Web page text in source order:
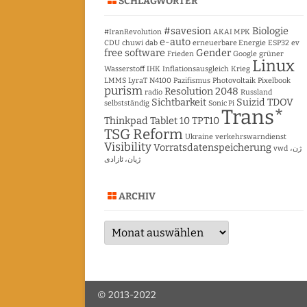
#IranRevolution #savesion AKAI MPK Biologie
CDU chuwi dab e-auto erneuerbare Energie ESP32 ev
free software Frieden Gender Google grüner
Wasserstoff IHK Inflationsausgleich Krieg Linux
LMMS LyraT N4100 Pazifismus Photovoltaik Pixelbook
purism radio Resolution 2048 Russland
selbstständig Sichtbarkeit Sonic Pi Suizid TDOV
Thinkpad Tablet 10TPT10Trans*
TSG Reform Ukraine verkehrswarndienst
VisibilityVorratsdatenspeicherung vwd ژن،
ژیان، ئازادی
ARCHIV
Archiv
© 2013-2022